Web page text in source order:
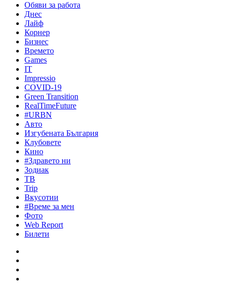
Обяви за работа
Днес
Лайф
Корнер
Бизнес
Времето
Games
IT
Impressio
COVID-19
Green Transition
RealTimeFuture
#URBN
Авто
Изгубената България
Клубовете
Кино
#Здравето ни
Зодиак
ТВ
Trip
Вкусотии
#Време за мен
Фото
Web Report
Билети